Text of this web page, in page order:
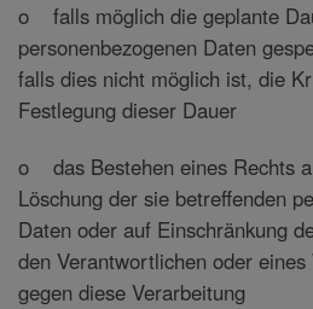
o falls möglich die geplante
personenbezogenen Daten
falls dies nicht möglich ist, die
Festlegung dieser Dauer
o das Bestehen eines Rechts
Löschung der sie betreffenden
Daten oder auf Einschränkung
den Verantwortlichen oder
gegen diese Verarbeitung